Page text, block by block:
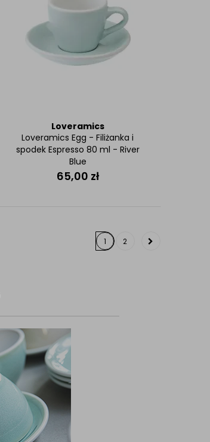
Loveramics
Loveramics Egg - Filiżanka i
spodek Espresso 80 ml - River
Blue
65,00 zł
1 2